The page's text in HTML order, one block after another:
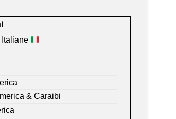
& Caraibi